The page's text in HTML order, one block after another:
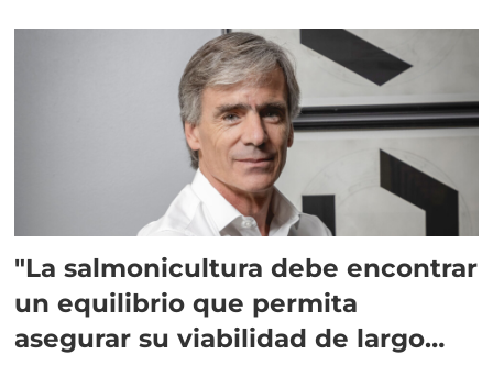
"La salmonicultura debe encontrar
un equilibrio que permita
asegurar su viabilidad de largo